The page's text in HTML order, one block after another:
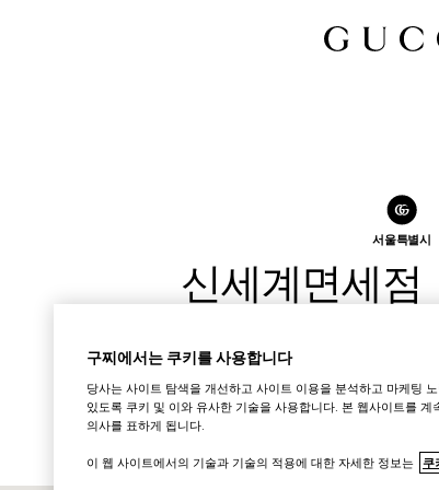
서울특별시
신세계면세
매장
구찌에서는 쿠키를 사용합니다
당사는 사이트 탐색을 개선하고 사이트 이용을 분석하고 마케팅
있도록 쿠키 및 이와 유사한 기술을 사용합니다. 본 웹사이트를
의사를 표하게 됩니다.
이 웹 사이트에서의 기술과 기술의 적용에 대한 자세한 정보는 쿠